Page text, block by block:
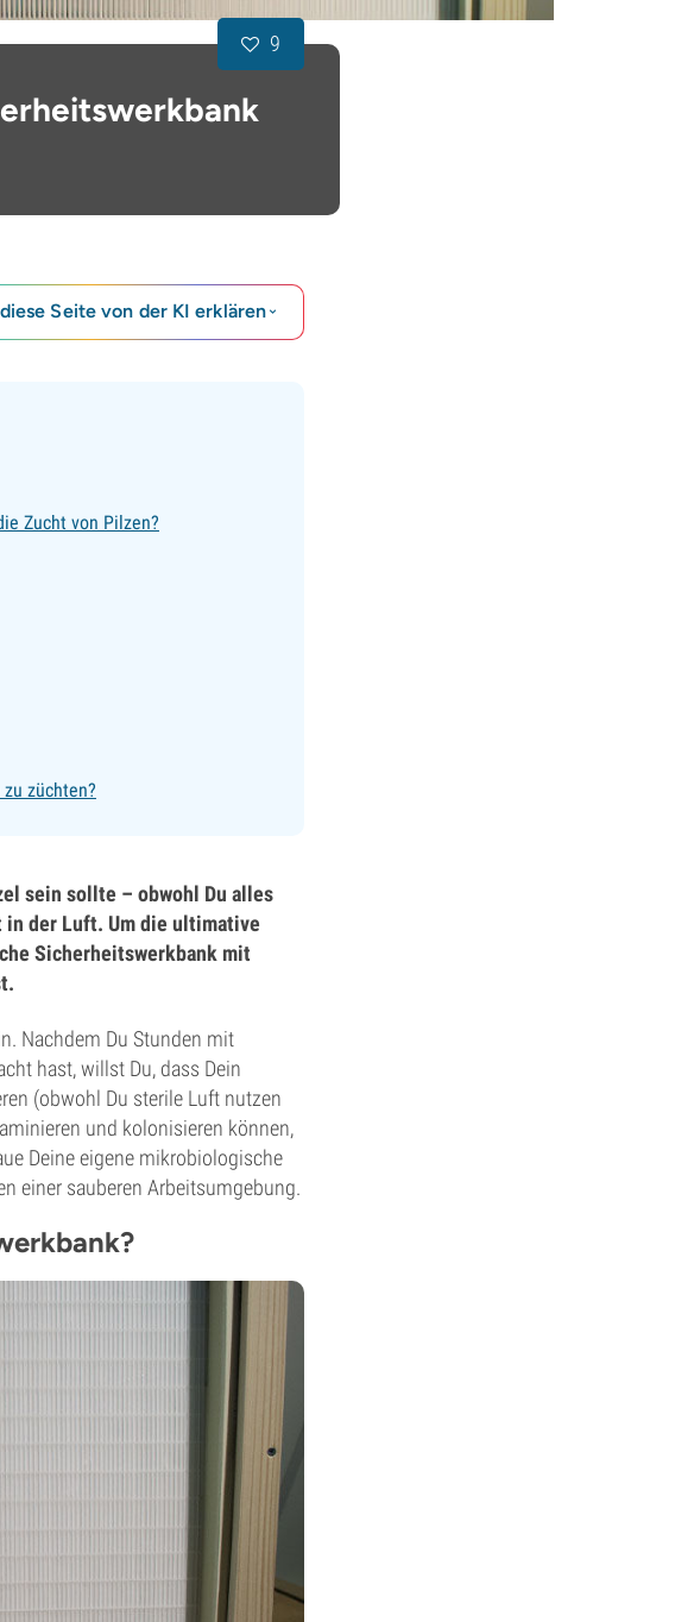
9
Seite von der KI erklären
Zucht von Pilzen?
züchten?
sein sollte – obwohl Du alles
in der Luft. Um die ultimative
Sicherheitswerkbank mit
Nachdem Du Stunden mit
hast, willst Du, dass Dein
(obwohl Du sterile Luft nutzen
und kolonisieren können,
Deine eigene mikrobiologische
einer sauberen Arbeitsumgebung.